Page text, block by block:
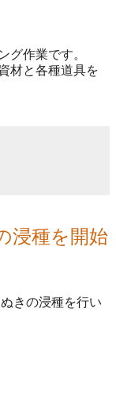
グ作業です。
材と各種道具を
浸種を開始
きの浸種を行い